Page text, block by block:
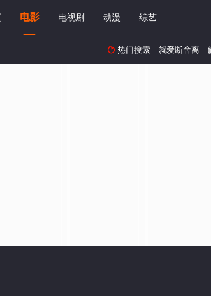
电影 电视剧 动漫 综艺
 热门搜索 就爱断舍离